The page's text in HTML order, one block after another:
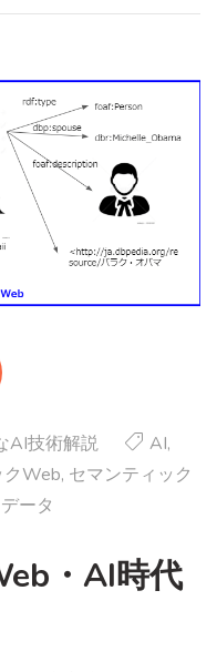
AI技術解説 AI,
クWeb, セマンティック
ータ
・AI時代